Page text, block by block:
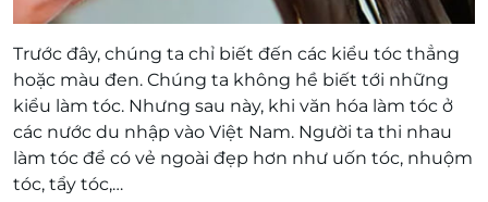
Trước đây, chúng ta chỉ biết đến các kiểu tóc thẳng
hoặc màu đen. Chúng ta không hề biết tới những
kiểu làm tóc. Nhưng sau này, khi văn hóa làm tóc ở
các nước du nhập vào Việt Nam. Người ta thi nhau
làm tóc để có vẻ ngoài đẹp hơn như uốn tóc, nhuộm
tóc, tẩy tóc,…